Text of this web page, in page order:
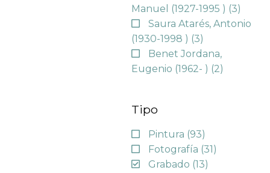
Manuel (1927-1995 ) (3)
Saura Atarés, Antonio
(1930-1998 ) (3)
Benet Jordana,
Eugenio (1962- ) (2)
Tipo
Pintura (93)
Fotografía (31)
Grabado (13)